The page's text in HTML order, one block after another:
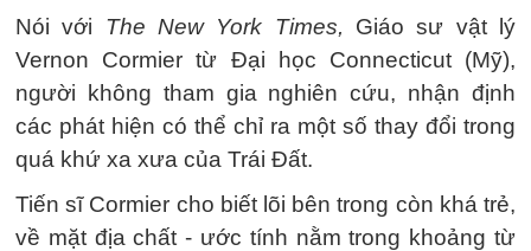
Nói với The New York Times, Giáo sư vật lý
Vernon Cormier từ Đại học Connecticut (Mỹ),
người không tham gia nghiên cứu, nhận định
các phát hiện có thể chỉ ra một số thay đổi trong
quá khứ xa xưa của Trái Đất.
Tiến sĩ Cormier cho biết lõi bên trong còn khá trẻ,
về mặt địa chất - ước tính nằm trong khoảng từ